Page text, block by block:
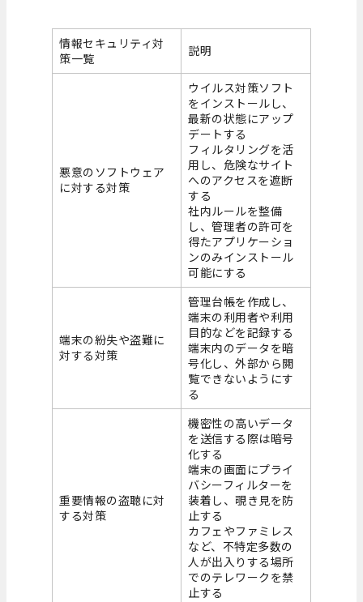
情報セキュリティ対
策一覧
説明
悪意のソフトウェア
に対する対策
ウイルス対策ソフト
をインストールし、
最新の状態にアップ
デートする
フィルタリングを活
用し、危険なサイト
へのアクセスを遮断
する
社内ルールを整備
し、管理者の許可を
得たアプリケーショ
ンのみインストール
可能にする
端末の紛失や盗難に
対する対策
管理台帳を作成し、
端末の利用者や利用
目的などを記録する
端末内のデータを暗
号化し、外部から閲
覧できないようにす
る
重要情報の盗聴に対
する対策
機密性の高いデータ
を送信する際は暗号
化する
端末の画面にプライ
バシーフィルターを
装着し、覗き見を防
止する
カフェやファミレス
など、不特定多数の
人が出入りする場所
でのテレワークを禁
止する